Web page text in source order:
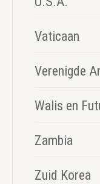
Vaticaan
Verenigde
Walis en
Zambia
Zuid Korea